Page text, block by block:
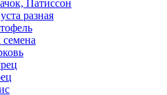
Патиссон
разная